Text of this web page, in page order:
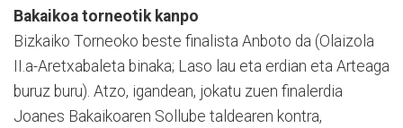
Bakaikoa torneotik kanpo
Bizkaiko Torneoko beste finalista Anboto da (Olaizola
II.a-Aretxabaleta binaka; Laso lau eta erdian eta Arteaga
buruz buru). Atzo, igandean, jokatu zuen finalerdia
Joanes Bakaikoaren Sollube taldearen kontra,